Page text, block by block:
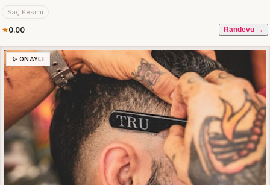
Saç Kesimi
0.00 Randevu →
✨ ONAYLI